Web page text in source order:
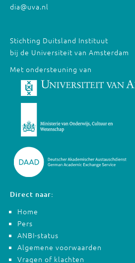
dia@uva.nl
Stichting Duitsland Instituut
bij de Universiteit van Amsterdam
Met ondersteuning van
Direct naar:
Home
Pers
ANBI-status
Algemene voorwaarden
Vragen of klachten